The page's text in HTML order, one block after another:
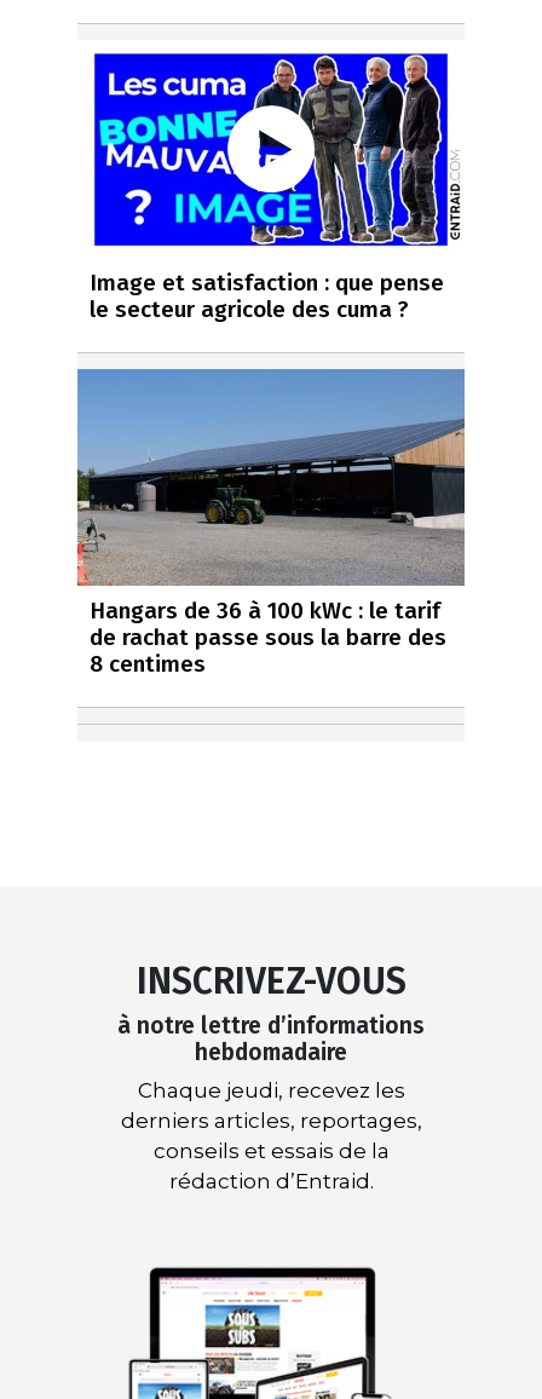
Image et satisfaction : que pense
le secteur agricole des cuma ?
Hangars de 36 à 100 kWc : le tarif
de rachat passe sous la barre des
8 centimes
INSCRIVEZ-VOUS
à notre lettre d’informations
hebdomadaire
Chaque jeudi, recevez les
derniers articles, reportages,
conseils et essais de la
rédaction d’Entraid.